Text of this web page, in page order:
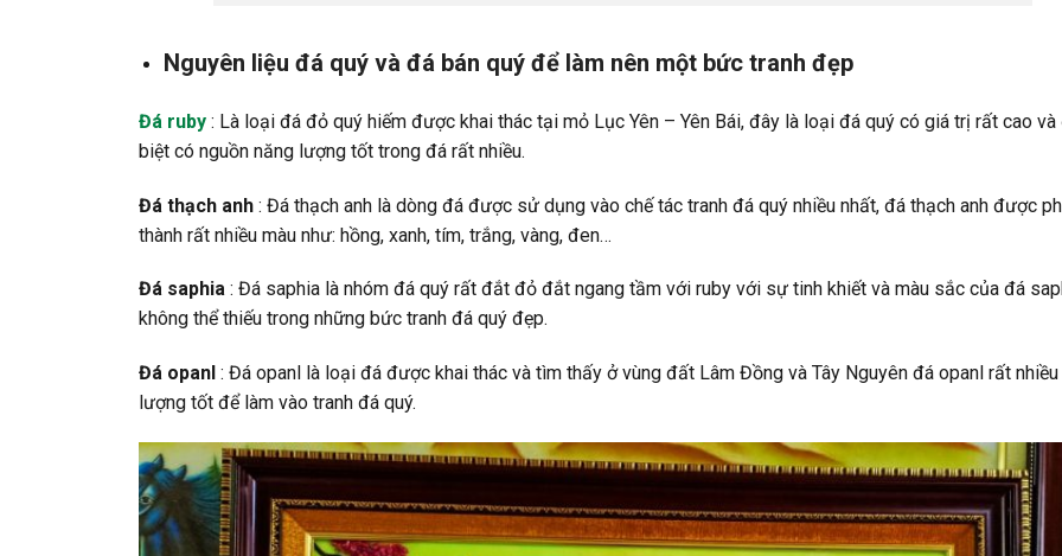
Nguyên liệu đá quý và đá bán quý để làm nên một bức tranh đẹp
Đá ruby : Là loại đá đỏ quý hiếm được khai thác tại mỏ Lục Yên – Yên Bái, đây là loại đá quý có giá trị rất cao
biệt có nguồn năng lượng tốt trong đá rất nhiều.
Đá thạch anh : Đá thạch anh là dòng đá được sử dụng vào chế tác tranh đá quý nhiều nhất, đá thạch anh được
thành rất nhiều màu như: hồng, xanh, tím, trắng, vàng, đen…
Đá saphia : Đá saphia là nhóm đá quý rất đắt đỏ đắt ngang tầm với ruby với sự tinh khiết và màu sắc của đá
không thể thiếu trong những bức tranh đá quý đẹp.
Đá opanl : Đá opanl là loại đá được khai thác và tìm thấy ở vùng đất Lâm Đồng và Tây Nguyên đá opanl rất nhiều
lượng tốt để làm vào tranh đá quý.